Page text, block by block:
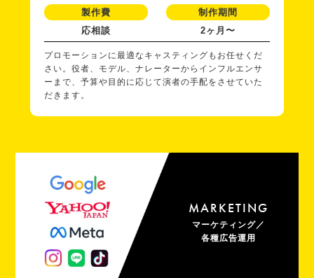
製作費
応相談
制作期間
2ヶ月〜
プロモーションに最適なキャスティングもお任せくだ
さい。役者、モデル、ナレーターからインフルエンサ
ーまで、予算や目的に応じて演者の手配をさせていた
だきます。
MARKETING
マーケティング／
各種広告運用